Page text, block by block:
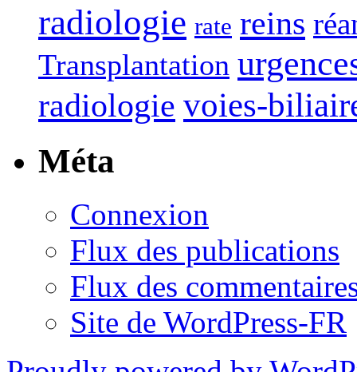
radiologie rate reins
Transplantation
radiologie voies-
Méta
Connexion
Flux des publications
Flux des
Site de WordPress-FR